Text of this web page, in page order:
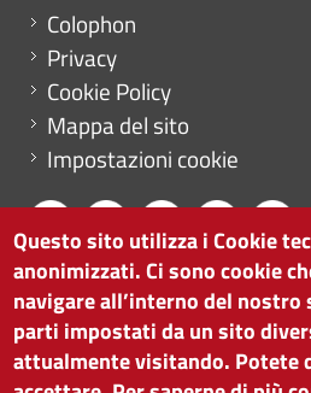
Menu footer
Colophon
Privacy
Cookie Policy
Mappa del sito
Impostazioni cookie
CAMERA DI COMMERCIO DI
via Alto Adige 60 | I-39100
tel. 0471 945 511 |
Partita IVA: 00376420212
Questo sito utilizza i Cookie
anonimizzati. Ci sono cookie
navigare all’interno del nostro
parti impostati da un sito
attualmente visitando. Potete